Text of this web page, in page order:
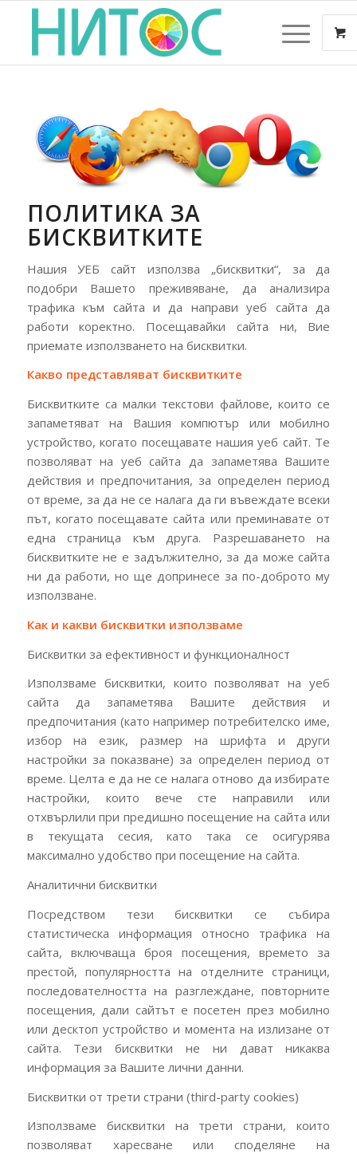
ПОЛИТИКА ЗА
БИСКВИТКИТЕ
Нашия УЕБ сайт използва „бисквитки“, за да
подобри Вашето преживяване, да анализира
трафика към сайта и да направи уеб сайта да
работи коректно. Посещавайки сайта ни, Вие
приемате използването на бисквитки.
Какво представляват бисквитките
Бисквитките са малки текстови файлове, които се
запаметяват на Вашия компютър или мобилно
устройство, когато посещавате нашия уеб сайт. Те
позволяват на уеб сайта да запаметява Вашите
действия и предпочитания, за определен период
от време, за да не се налага да ги въвеждате всеки
път, когато посещавате сайта или преминавате от
една страница към друга. Разрешаването на
бисквитките не е задължително, за да може сайта
ни да работи, но ще допринесе за по-доброто му
използване.
Как и какви бисквитки използваме
Бисквитки за ефективност и функционалност
Използваме бисквитки, които позволяват на уеб
сайта да запаметява Вашите действия и
предпочитания (като например потребителско име,
избор на език, размер на шрифта и други
настройки за показване) за определен период от
време. Целта е да не се налага отново да избирате
настройки, които вече сте направили или
отхвърлили при предишно посещение на сайта или
в текущата сесия, като така се осигурява
максимално удобство при посещение на сайта.
Аналитични бисквитки
Посредством тези бисквитки се събира
статистическа информация относно трафика на
сайта, включваща броя посещения, времето за
престой, популярността на отделните страници,
последователността на разглеждане, повторните
посещения, дали сайтът е посетен през мобилно
или десктоп устройство и момента на излизане от
сайта. Тези бисквитки не ни дават никаква
информация за Вашите лични данни.
Бисквитки от трети страни (third-party cookies)
Използваме бисквитки на трети страни, които
позволяват харесване или споделяне на